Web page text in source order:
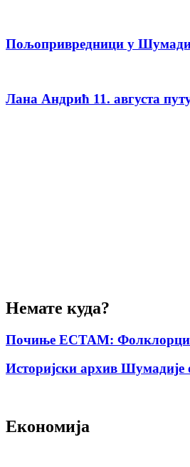
Пољопривредници у
Лана Андрић 11. августа
Немате куда?
Почиње ЕСТАМ: Фолклорци
Историјски архив Шумадије
Економија